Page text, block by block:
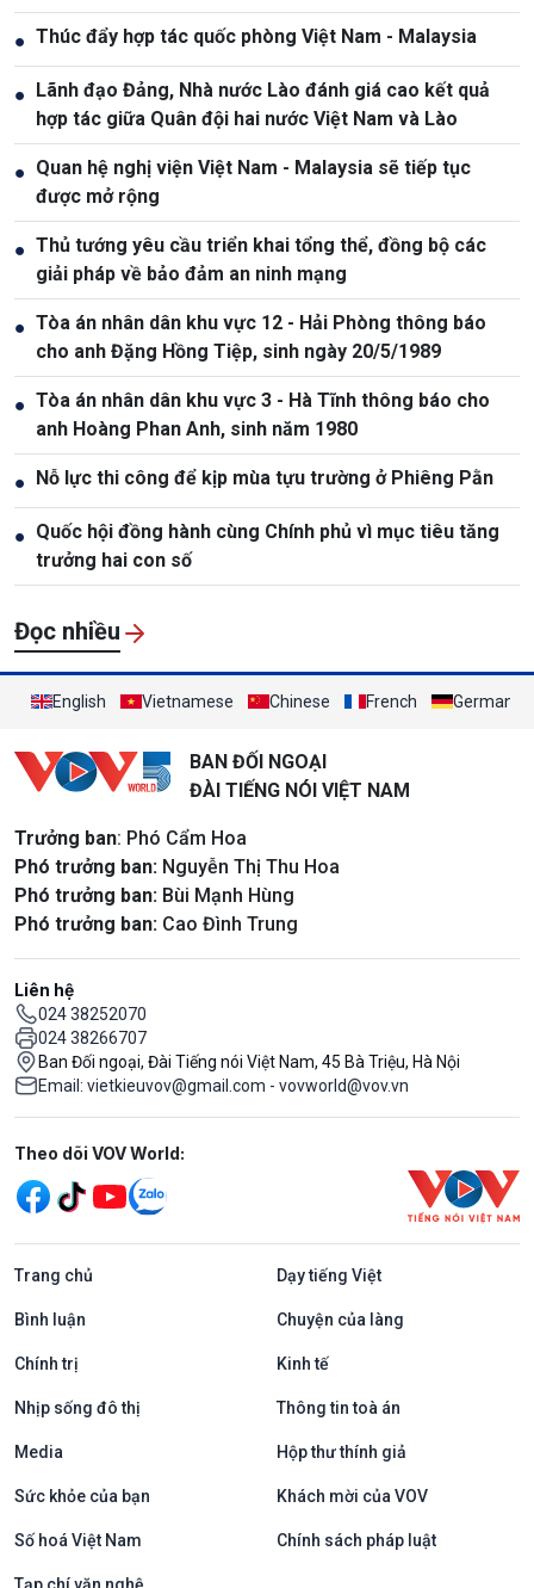
● Thúc đẩy hợp tác quốc phòng Việt Nam - Malaysia
● Lãnh đạo Đảng, Nhà nước Lào đánh giá cao kết quả
hợp tác giữa Quân đội hai nước Việt Nam và Lào
● Quan hệ nghị viện Việt Nam - Malaysia sẽ tiếp tục
được mở rộng
● Thủ tướng yêu cầu triển khai tổng thể, đồng bộ các
giải pháp về bảo đảm an ninh mạng
● Tòa án nhân dân khu vực 12 - Hải Phòng thông báo
cho anh Đặng Hồng Tiệp, sinh ngày 20/5/1989
● Tòa án nhân dân khu vực 3 - Hà Tĩnh thông báo cho
anh Hoàng Phan Anh, sinh năm 1980
● Nỗ lực thi công để kịp mùa tựu trường ở Phiêng Pằn
● Quốc hội đồng hành cùng Chính phủ vì mục tiêu tăng
trưởng hai con số
Đọc nhiều
English Vietnamese Chinese French German
BAN ĐỐI NGOẠI
ĐÀI TIẾNG NÓI VIỆT NAM
Trưởng ban: Phó Cẩm Hoa
Phó trưởng ban: Nguyễn Thị Thu Hoa
Phó trưởng ban: Bùi Mạnh Hùng
Phó trưởng ban: Cao Đình Trung
Liên hệ
024 38252070
024 38266707
Ban Đối ngoại, Đài Tiếng nói Việt Nam, 45 Bà Triệu, Hà Nội
Email: vietkieuvov@gmail.com - vovworld@vov.vn
Mạng xã hội
Theo dõi VOV World:
Trang chủ Dạy tiếng Việt
Bình luận Chuyện của làng
Chính trị Kinh tế
Nhịp sống đô thị Thông tin toà án
Media Hộp thư thính giả
Sức khỏe của bạn Khách mời của VOV
Số hoá Việt Nam Chính sách pháp luật